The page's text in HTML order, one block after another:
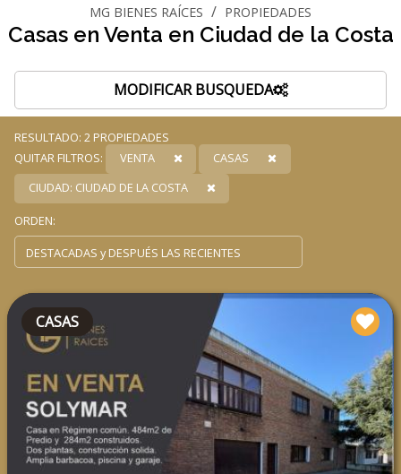
MG BIENES RAÍCES / PROPIEDADES
Casas en Venta en Ciudad de la Costa
MODIFICAR BUSQUEDA
RESULTADO: 2 PROPIEDADES
QUITAR FILTROS:
VENTA
CASAS
CIUDAD: CIUDAD DE LA COSTA
ORDEN:
CASAS